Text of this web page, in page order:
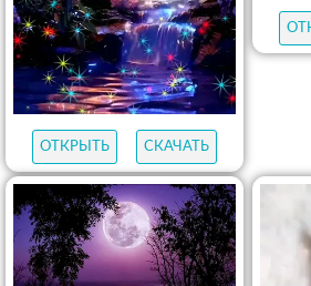
ОТКРЫТЬ СКАЧАТЬ